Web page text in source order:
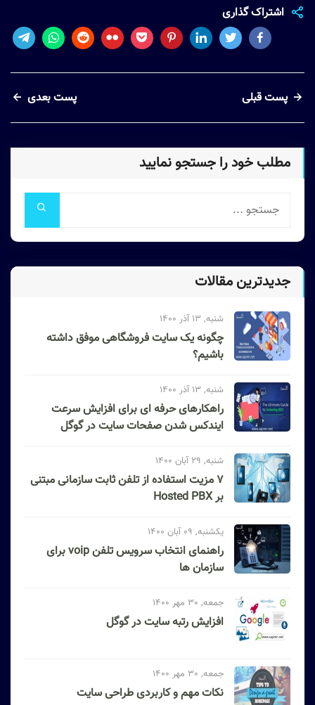
اشتراک گذاری
پست قبلی پست بعدی
مطلب خود را جستجو نمایید
جدیدترین مقالات
شنبه, 13 آذر 1400
چگونه یک سایت فروشگاهی موفق داشته
باشیم؟
شنبه, 13 آذر 1400
راهکارهای حرفه ای برای افزایش سرعت
ایندکس شدن صفحات سایت در گوگل
شنبه, 29 آبان 1400
۷ مزیت استفاده از تلفن ثابت سازمانی مبتنی
بر Hosted PBX
یکشنبه, 09 آبان 1400
راهنمای انتخاب سرویس تلفن voip برای
سازمان ها
جمعه, 30 مهر 1400
افزایش رتبه سایت در گوگل
جمعه, 30 مهر 1400
نکات مهم و کاربردی طراحی سایت